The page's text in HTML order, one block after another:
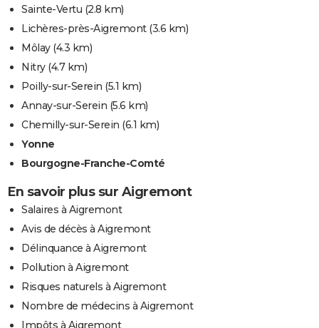
Sainte-Vertu (2.8 km)
Lichères-près-Aigremont(3.6 km)
Môlay(4.3 km)
Nitry(4.7 km)
Poilly-sur-Serein (5.1 km)
Annay-sur-Serein (5.6 km)
Chemilly-sur-Serein (6.1 km)
Yonne
Bourgogne-Franche-Comté
En savoir plus sur Aigremont
Salaires à Aigremont
Avis de décès à Aigremont
Délinquance à Aigremont
Pollution à Aigremont
Risques naturels à Aigremont
Nombre de médecins à Aigremont
Impôts à Aigremont